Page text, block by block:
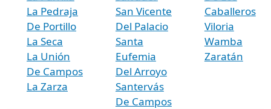
La Pedraja
De Portillo
La Seca
La Unión
De Campos
La Zarza
San Vicente
Del Palacio
Santa
Eufemia
Del Arroyo
Santervás
De Campos
Caballeros
Viloria
Wamba
Zaratán